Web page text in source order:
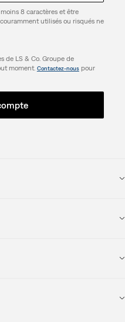
8 caractères et être
utilisés ou risqués ne
de LS & Co. Groupe de
moment. Contactez-nouspour